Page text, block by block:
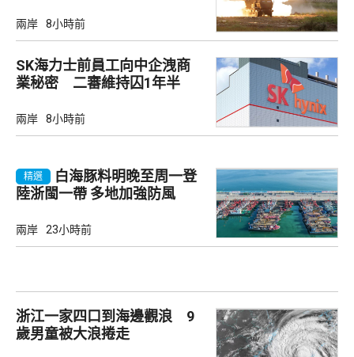
兩岸 8小時前
SK海力士前員工向中企洩商
業秘密 二審維持囚1年半
兩岸 8小時前
精選
白海豚料明晚至周一登
陸浙閩一帶 多地加強防風
兩岸 23小時前
浙江一家四口到海邊觀浪 9
歲男童被大浪捲走